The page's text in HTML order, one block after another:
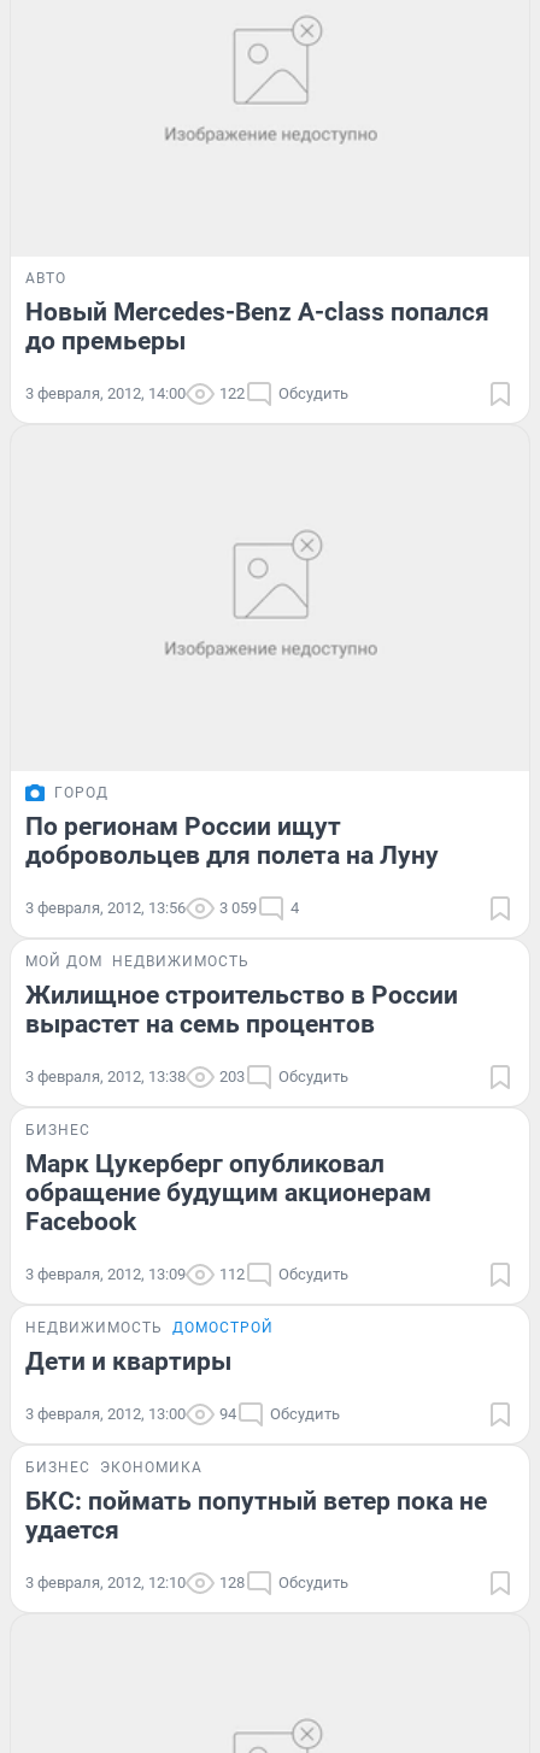
АВТО
Новый Mercedes-Benz A-class попался
до премьеры
3 февраля, 2012, 14:00 122 Обсудить
ГОРОД
По регионам России ищут
добровольцев для полета на Луну
3 февраля, 2012, 13:56 3 059 4
МОЙ ДОМ НЕДВИЖИМОСТЬ
Жилищное строительство в России
вырастет на семь процентов
3 февраля, 2012, 13:38 203 Обсудить
БИЗНЕС
Марк Цукерберг опубликовал
обращение будущим акционерам
Facebook
3 февраля, 2012, 13:09 112 Обсудить
НЕДВИЖИМОСТЬ ДОМОСТРОЙ
Дети и квартиры
3 февраля, 2012, 13:00 94 Обсудить
БИЗНЕС ЭКОНОМИКА
БКС: поймать попутный ветер пока не
удается
3 февраля, 2012, 12:10 128 Обсудить